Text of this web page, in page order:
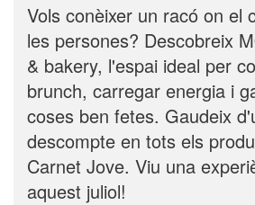
Vols conèixer un racó on el
les persones? Descobreix
& bakery, l'espai ideal per
brunch, carregar energia i
coses ben fetes. Gaudeix
descompte en tots els
Carnet Jove. Viu una
aquest juliol!